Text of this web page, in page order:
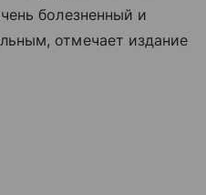
болезненный и
отмечает издание